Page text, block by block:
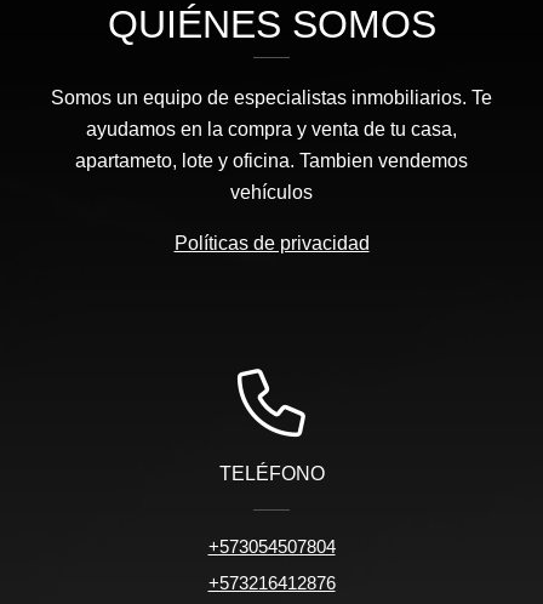
QUIÉNES SOMOS
Somos un equipo de especialistas inmobiliarios. Te
ayudamos en la compra y venta de tu casa,
apartameto, lote y oficina. Tambien vendemos
vehículos
Políticas de privacidad
TELÉFONO
+573054507804
+573216412876